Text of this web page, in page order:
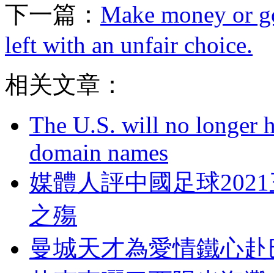
下一篇： Make money or
left with an unfair choice.
相关文章：
The U.S. will no longer
domain names
媒體人評中國足球2021
之殤
曼城天才為愛情鐵心